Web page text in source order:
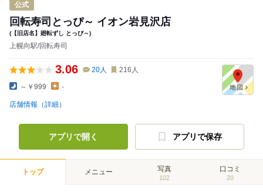
公式
回転寿司とっぴ～ イオン岩見沢店
(【旧店名】廻転ずし とっぴ～)
上幌向駅/回転寿司
3.06 20人 216 人
～￥999 -
店舗情報（詳細）
アプリで開く アプリで保存
トップ メニュー 写真
102
口コミ
20